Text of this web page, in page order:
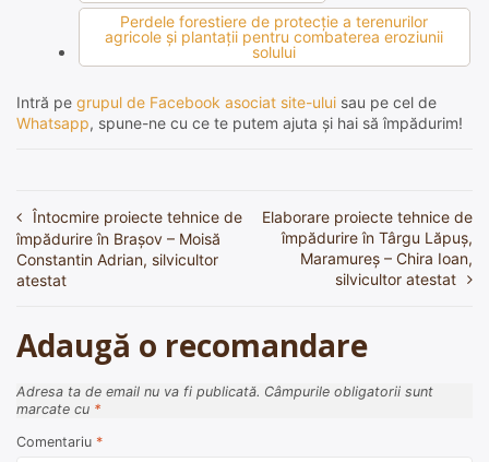
Perdele forestiere de protecţie a terenurilor
agricole şi plantaţii pentru combaterea eroziunii
solului
Intră pe grupul de Facebook asociat site-ului sau pe cel de
Whatsapp, spune-ne cu ce te putem ajuta și hai să împădurim!
Navigare
în
articole
Întocmire proiecte tehnice de
împădurire în Brașov – Moisă
Constantin Adrian, silvicultor
atestat
Elaborare proiecte tehnice de
împădurire în Târgu Lăpuș,
Maramureș – Chira Ioan,
silvicultor atestat
Adaugă o recomandare
Adresa ta de email nu va fi publicată. Câmpurile obligatorii sunt
marcate cu *
Comentariu *